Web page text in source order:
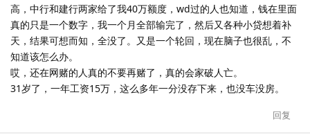
高，中行和建行两家给了我40万额度，wd过的人也知道，钱在里面
真的只是一个数字，我一个月全部输完了，然后又各种小贷想着补
天，结果可想而知，全没了。又是一个轮回，现在脑子也很乱，不
知道该怎么办。
哎，还在网赌的人真的不要再赌了，真的会家破人亡。
31岁了，一年工资15万，这么多年一分没存下来，也没车没房。
回复